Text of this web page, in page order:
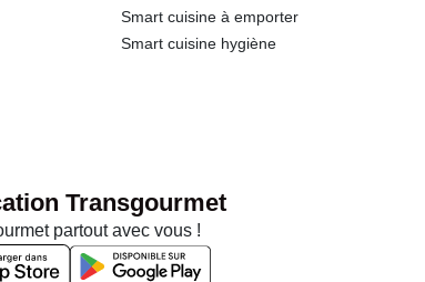
Smart cuisine à emporter
Smart cuisine hygiène
Transgourmet
partout avec vous !